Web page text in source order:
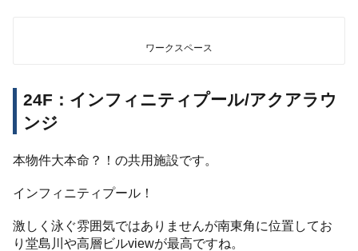
ワークスペース
24F：インフィニティプール/アクアラウ
ンジ
本物件大本命？！の共用施設です。
インフィニティプール！
激しく泳ぐ雰囲気ではありませんが南東角に位置してお
り堂島川や高層ビルviewが最高ですね。